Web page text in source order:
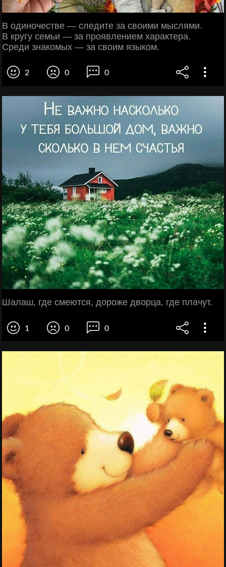
В одиночестве — следите за своими мыслями.
В кругу семьи — за проявлением характера.
Среди знакомых — за своим языком.
2 0 0
Шалаш, где смеются, дороже дворца, где плачут.
1 0 0